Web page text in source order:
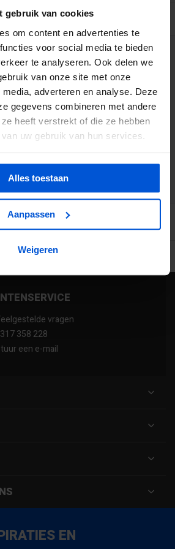
gebruik van cookies
om content en advertenties te
voor social media te bieden
te analyseren. Ook delen we
van onze site met onze
adverteren en analyse. Deze
gegevens combineren met andere
heeft verstrekt of die ze hebben
uw gebruik van hun services.
Alles toestaan
Aanpassen
Weigeren
een 9.1 op
producten
vragen
358 228
een e-mail
EN